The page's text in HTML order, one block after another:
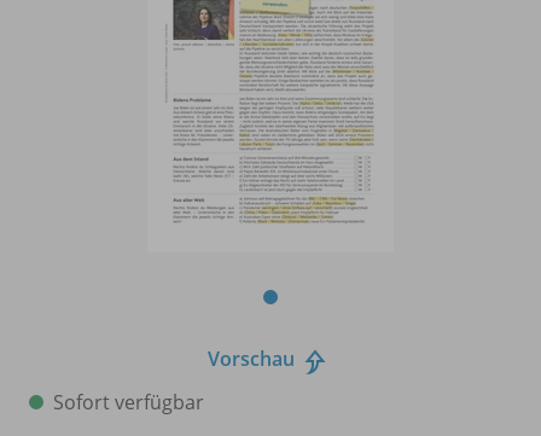
Vorschau
Sofort verfügbar